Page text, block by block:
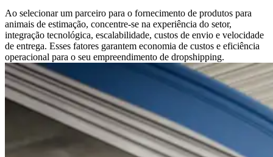
Ao selecionar um parceiro para o fornecimento de produtos para
animais de estimação, concentre-se na experiência do setor,
integração tecnológica, escalabilidade, custos de envio e velocidade
de entrega. Esses fatores garantem economia de custos e eficiência
operacional para o seu empreendimento de dropshipping.